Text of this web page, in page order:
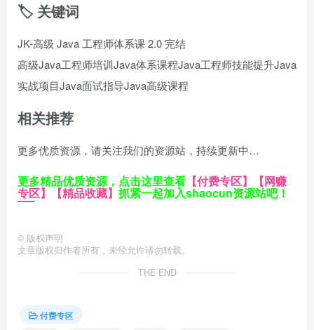
🏷️ 关键词
JK-高级 Java 工程师体系课 2.0 完结
高级Java工程师培训Java体系课程Java工程师技能提升Java
实战项目Java面试指导Java高级课程
相关推荐
更多优质资源，请关注我们的资源站，持续更新中…
更多精品优质资源，点击这里查看 【付费专区】 【网赚
专区】 【精品收藏】 抓紧一起加入shaocun资源站吧！
© 版权声明
文章版权归作者所有，未经允许请勿转载。
THE END
付费专区